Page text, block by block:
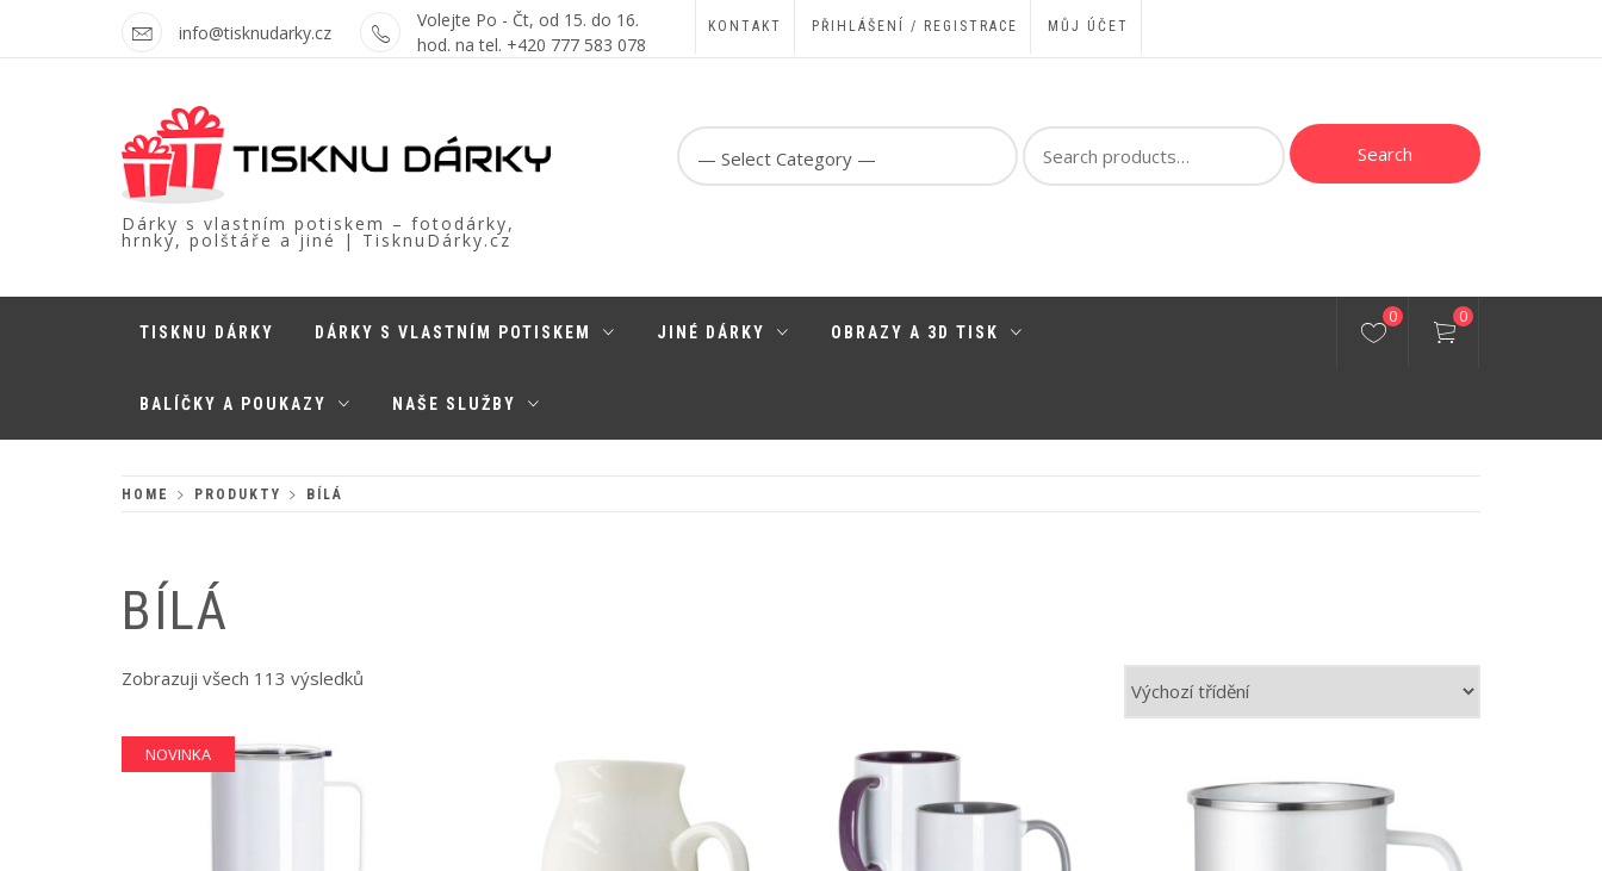
info@tisknudarky.cz
Volejte Po - Čt, od 15. do 16.
hod. na tel. +420 777 583 078
KONTAKT PŘIHLÁŠENÍ / REGISTRACE MŮJ ÚČET
Dárky s vlastním potiskem – fotodárky,
hrnky, polštáře a jiné | TisknuDárky.cz
Search
for:
Search
TISKNU DÁRKY DÁRKY S VLASTNÍM POTISKEM JINÉ DÁRKY OBRAZY A 3D TISK
BALÍČKY A POUKAZY NAŠE SLUŽBY
0 0
HOME PRODUKTY BÍLÁ
BÍLÁ
Zobrazuji všech 113 výsledků
NOVINKA